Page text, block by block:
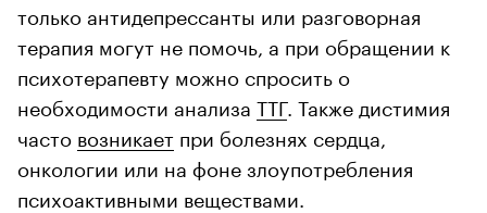
только антидепрессанты или разговорная
терапия могут не помочь, а при обращении к
психотерапевту можно спросить о
необходимости анализа ТТГ. Также дистимия
часто возникает при болезнях сердца,
онкологии или на фоне злоупотребления
психоактивными веществами.